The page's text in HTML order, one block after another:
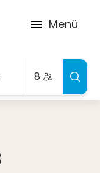
Menü
8